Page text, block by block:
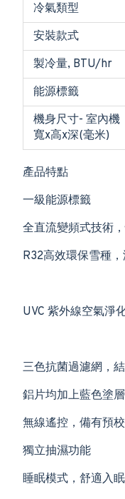
冷氣類型
安裝款式
製冷量, BTU/hr
能源標籤
機身尺寸- 室內機
寬x高x深(毫米)
產品特點
一級能源標籤
全直流變頻式技術
R32高效環保雪種
UVC 紫外線空氣淨
三色抗菌過濾網，
鋁片均加上藍色塗
無線遙控，備有預
獨立抽濕功能
睡眠模式，舒適入眠